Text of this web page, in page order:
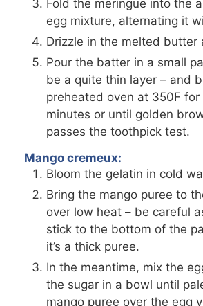
Fold the meringue into the
egg mixture, alternating it
Drizzle in the melted butter
Pour the batter in a small
be a quite thin layer – and
preheated oven at 350F for
minutes or until golden
passes the toothpick test.
Mango cremeux:
Bloom the gelatin in cold
Bring the mango puree to
over low heat – be careful
stick to the bottom of the
it’s a thick puree.
In the meantime, mix the
the sugar in a bowl until
mango puree over the egg